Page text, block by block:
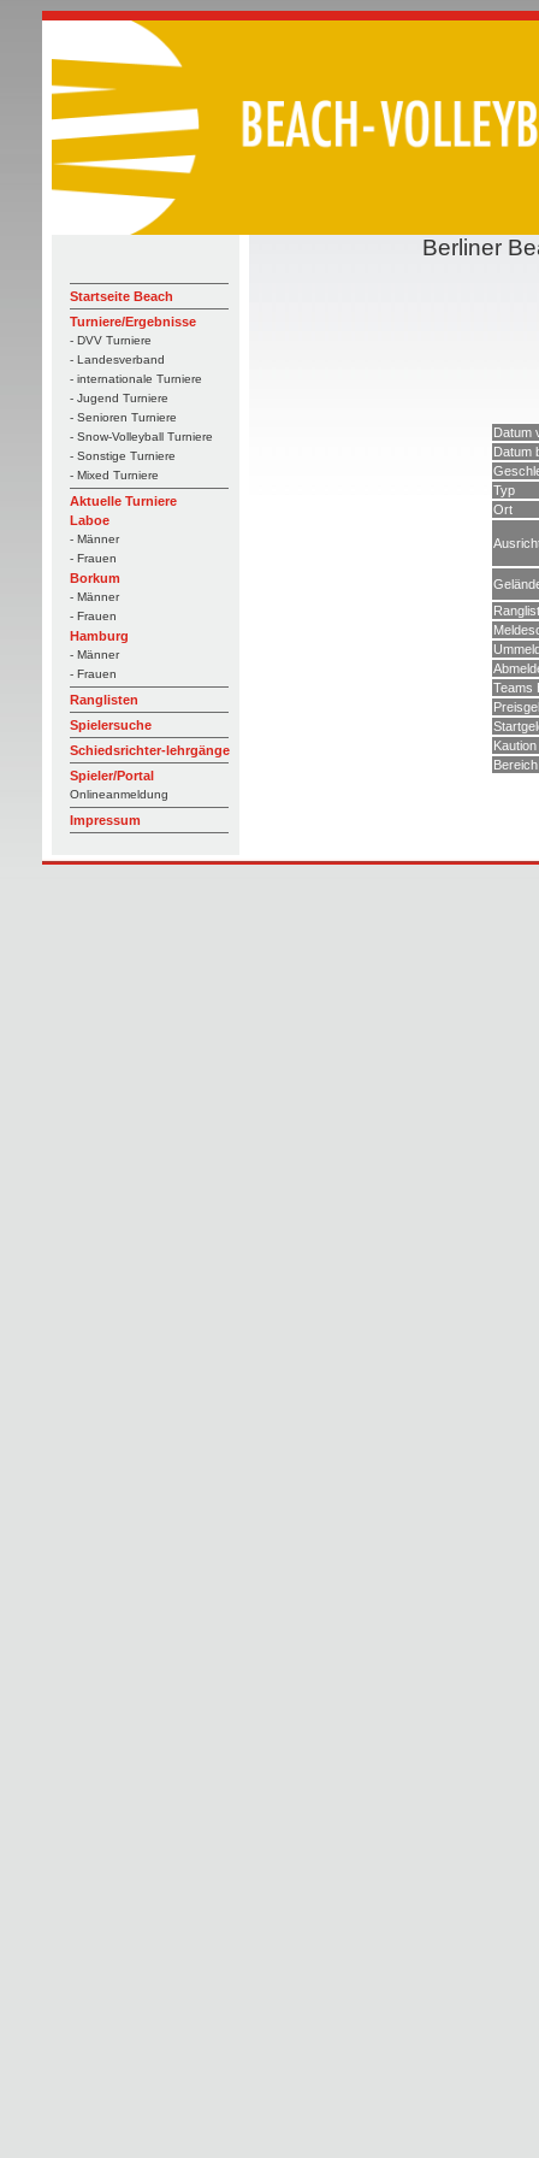
Startseite Beach
Turniere/Ergebnisse
- DVV Turniere
- Landesverband
- internationale Turniere
- Jugend Turniere
- Senioren Turniere
- Snow-Volleyball Turniere
- Sonstige Turniere
- Mixed Turniere
Aktuelle Turniere
Laboe
- Männer
- Frauen
Borkum
- Männer
- Frauen
Hamburg
- Männer
- Frauen
Ranglisten
Spielersuche
Schiedsrichter-lehrgänge
Spieler/Portal
Onlineanmeldung
Impressum
Berliner
Datum
Datum
Typ
Ort
Teams
Kaution
Bereich